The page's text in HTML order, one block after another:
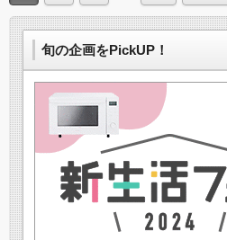
旬の企画をPickUP！